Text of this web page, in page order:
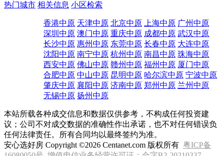
热门城市 相关信息 小区检索
香港中原 天津中原 北京中原 上海中原 广州中原
深圳中原 澳门中原 重庆中原 成都中原 武汉中原
长沙中原 惠州中原 东莞中原 长春中原 大连中原
沈阳中原 南宁中原 杭州中原 南昌中原 珠海中原
西安中原 佛山中原 赣州中原 福州中原 厦门中原
合肥中原 中山中原 昆明中原 哈尔滨中原 宁波中原
肇庆中原 襄阳中原 济南中原 郑州中原 兰州中原
无锡中原 扬州中原
本站所载各种成交信息和数据仅供参考，不构成任何投资建
议；公司不对成交数据的准确性作出承诺，也不对任何错误负
任何法律责任。所有合同均以最终签约为准。
安心选好房 Copyright ©2026 Centanet.com 版权所有 粤ICP备